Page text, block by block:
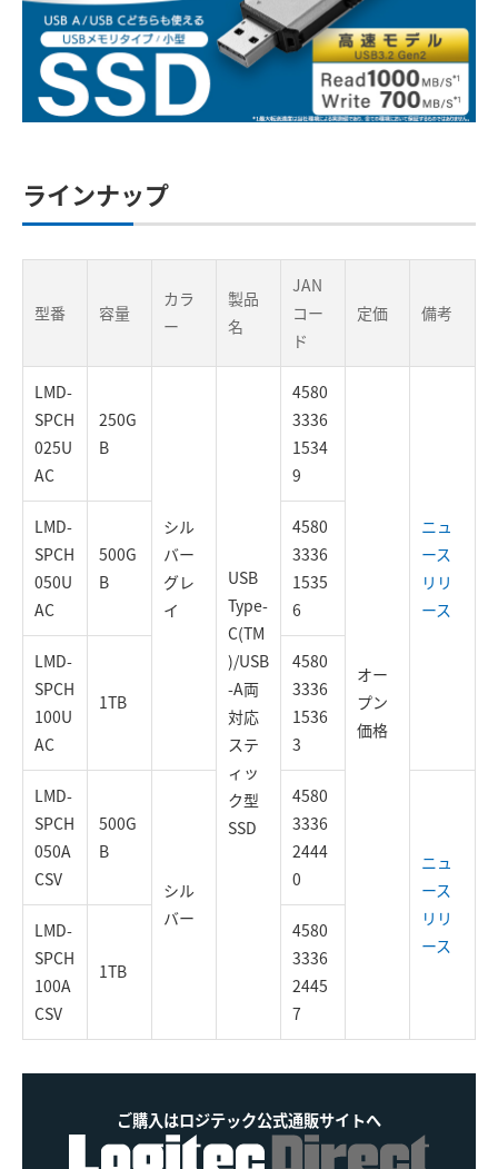
ラインナップ
型番 容量
カラ
ー
製品
名
JAN
コー
ド
定価 備考
LMD-
SPCH
025U
AC
250G
B
シル
バー
グレ
イ
USB
Type-
C(TM
)/USB
-A両
対応
ステ
ィッ
ク型
SSD
4580
3336
1534
9
オー
プン
価格
ニュ
ース
リリ
ース
LMD-
SPCH
050U
AC
500G
B
4580
3336
1535
6
LMD-
SPCH
100U
AC
1TB
4580
3336
1536
3
LMD-
SPCH
050A
CSV
500G
B
シル
バー
4580
3336
2444
0
ニュ
ース
リリ
ース
LMD-
SPCH
100A
CSV
1TB
4580
3336
2445
7
ご購入はロジテック公式通販サイトへ